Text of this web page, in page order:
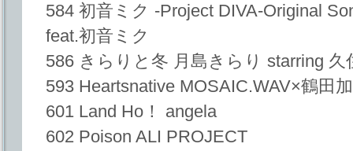
584 初音ミク -Project DIVA-Original
feat.初音ミク
586 きらりと冬 月島きらり starring
593 Heartsnative MOSAIC.WAV×鶴田
601 Land Ho！ angela
602 Poison ALI PROJECT